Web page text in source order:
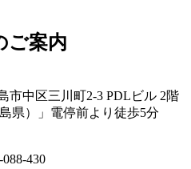
ご案内
市中区三川町2-3 PDLビル 2階
県）」電停前より徒歩5分
430